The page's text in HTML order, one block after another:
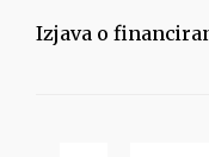
Izjava o